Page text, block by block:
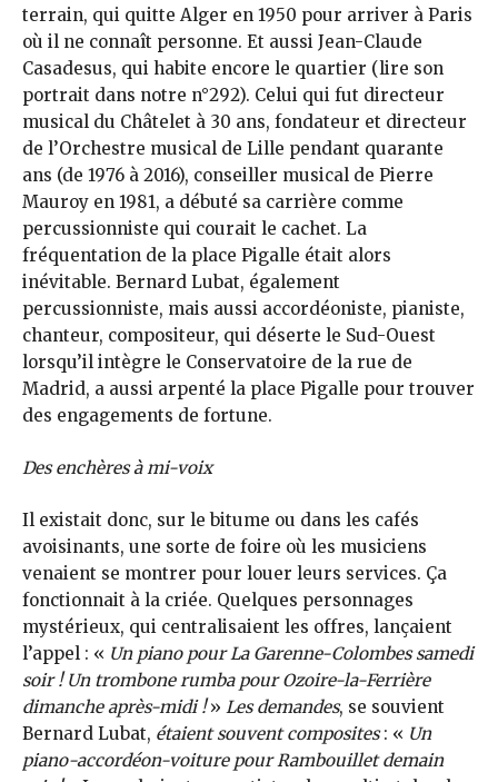
terrain, qui quitte Alger en 1950 pour arriver à Paris
où il ne connaît personne. Et aussi Jean-Claude
Casadesus, qui habite encore le quartier (lire son
portrait dans notre n°292). Celui qui fut directeur
musical du Châtelet à 30 ans, fondateur et directeur
de l’Orchestre musical de Lille pendant quarante
ans (de 1976 à 2016), conseiller musical de Pierre
Mauroy en 1981, a débuté sa carrière comme
percussionniste qui courait le cachet. La
fréquentation de la place Pigalle était alors
inévitable. Bernard Lubat, également
percussionniste, mais aussi accordéoniste, pianiste,
chanteur, compositeur, qui déserte le Sud-Ouest
lorsqu’il intègre le Conservatoire de la rue de
Madrid, a aussi arpenté la place Pigalle pour trouver
des engagements de fortune.
Des enchères à mi-voix
Il existait donc, sur le bitume ou dans les cafés
avoisinants, une sorte de foire où les musiciens
venaient se montrer pour louer leurs services. Ça
fonctionnait à la criée. Quelques personnages
mystérieux, qui centralisaient les offres, lançaient
l’appel : « Un piano pour La Garenne-Colombes samedi
soir ! Un trombone rumba pour Ozoire-la-Ferrière
dimanche après-midi !» Les demandes, se souvient
Bernard Lubat, étaient souvent composites: « Un
piano-accordéon-voiture pour Rambouillet demain